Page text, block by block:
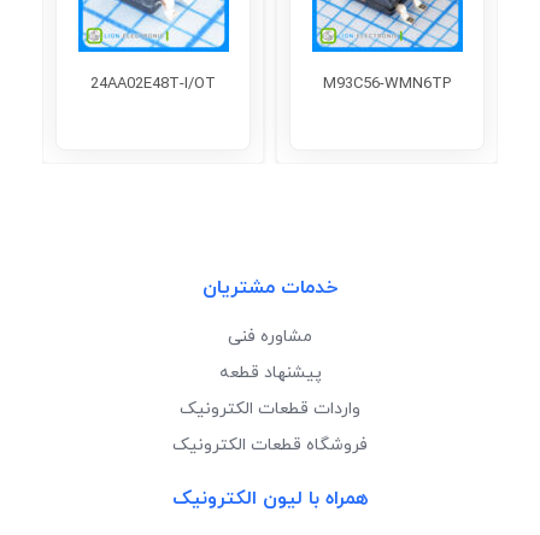
M93C56-WMN6TP
24AA02E48T-I/OT
خدمات مشتریان
مشاوره فنی
پیشنهاد قطعه
واردات قطعات الکترونیک
فروشگاه قطعات الکترونیک
همراه با لیون الکترونیک